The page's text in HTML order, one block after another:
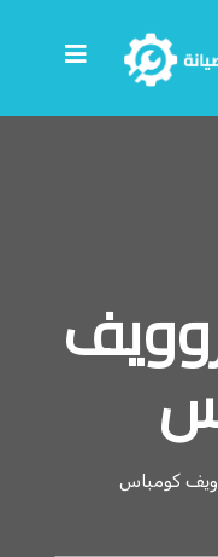
كومباس